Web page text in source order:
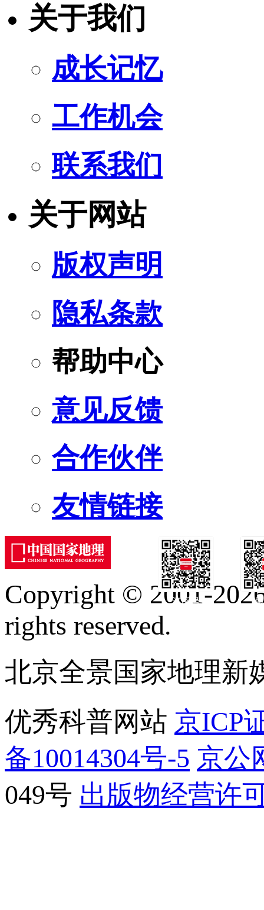
关于我们
成长记忆
工作机会
联系我们
关于网站
版权声明
隐私条款
帮助中心
意见反馈
合作伙伴
友情链接
订阅号
Copyright © 2001-
rights reserved.
北京全景国家地理新
优秀科普网站 京ICP
备10014304号-5 京公
049号 出版物经营许